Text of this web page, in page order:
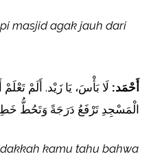
masjid agak jauh dari
أَحْمَد: لَا بَأْسَ، يَا زَيْد. أَلَمْ
الْمَسْجِدِ تَرْفَعُ دَرَجَةً وَتَحُطُّ
kamu tahu bahwa